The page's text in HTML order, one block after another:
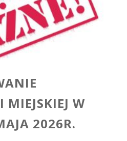
W
2026R.